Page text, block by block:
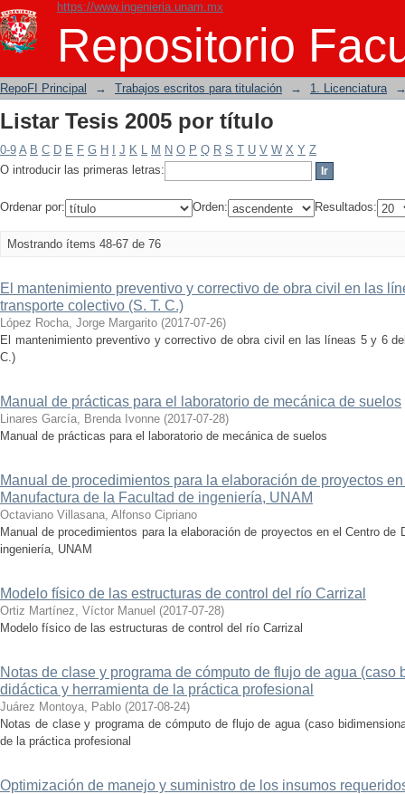
https://www.ingenieria.unam.mx
Repositorio
Listar Tesis 2005 por título
RepoFI Principal → Trabajos escritos para titulación → 1. Licenciatura
Listar Tesis 2005 por título
0-9 A B C D E F G H J K L M N O P Q R S T U V W X Y Z
O introducir las primeras letras:
Ordenar por: Orden: Resultados:
Mostrando ítems 48-67 de 76
El mantenimiento preventivo y correctivo de obra civil en las
transporte colectivo (S. T. C.)
López Rocha, Jorge Margarito (2017-07-26)
El mantenimiento preventivo y correctivo de obra civil en las líneas 5 y 6
C.)
Manual de prácticas para el laboratorio de mecánica de suelos
Linares García, Brenda Ivonne (2017-07-28)
Manual de prácticas para el laboratorio de mecánica de suelos
Manual de procedimientos para la elaboración de proyectos
Manufactura de la Facultad de ingeniería, UNAM
Octaviano Villasana, Alfonso Cipriano
Manual de procedimientos para la elaboración de proyectos en el Centro
ingeniería, UNAM
Modelo físico de las estructuras de control del río Carrizal
Ortiz Martínez, Víctor Manuel (2017-07-28)
Modelo físico de las estructuras de control del río Carrizal
Notas de clase y programa de cómputo de flujo de agua (caso
didáctica y herramienta de la práctica profesional
Juárez Montoya, Pablo (2017-08-24)
Notas de clase y programa de cómputo de flujo de agua (caso
de la práctica profesional
Optimización de manejo y suministro de los insumos